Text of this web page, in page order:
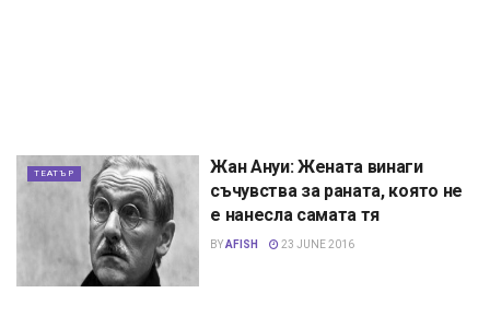
ТЕАТЪР
Жан Ануи: Жената винаги
съчувства за раната, която не
е нанесла самата тя
BYAFISH 23 JUNE 2016